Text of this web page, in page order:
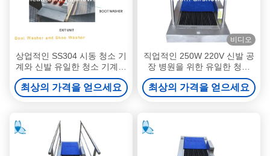
상업적인 SS304 시동 청소 기
계와 신발 유일한 청소 기계는
약학을 위한 공구를 솔질합니
다
최상의 가격을 얻으세요
비디오
직업적인 250W 220V 신발 공
장 병원을 위한 유일한 청소
기계
최상의 가격을 얻으세요